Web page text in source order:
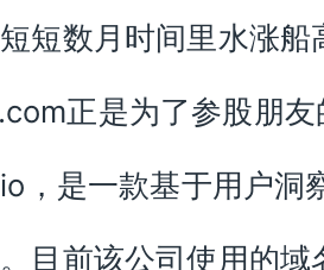
短数月时间里水涨船
正是为了参股朋
，是一款基于用户洞
目前该公司使用的域